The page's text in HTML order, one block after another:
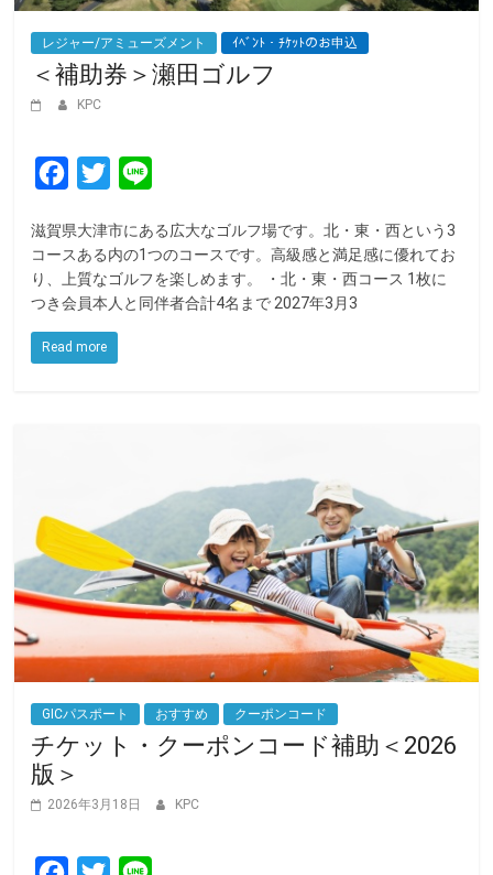
レジャー/アミューズメント ｲﾍﾞﾝﾄ・ﾁｹｯﾄのお申込
＜補助券＞瀬田ゴルフ
KPC
c
e
b
o
o
T
i
t
t
e
r
n
e
滋賀県大津市にある広大なゴルフ場です。北・東・西という3
コースある内の1つのコースです。高級感と満足感に優れてお
り、上質なゴルフを楽しめます。 ・北・東・西コース 1枚に
つき会員本人と同伴者合計4名まで 2027年3月3
Read more
GICパスポート おすすめ クーポンコード
チケット・クーポンコード補助＜2026
版＞
2026年3月18日 KPC